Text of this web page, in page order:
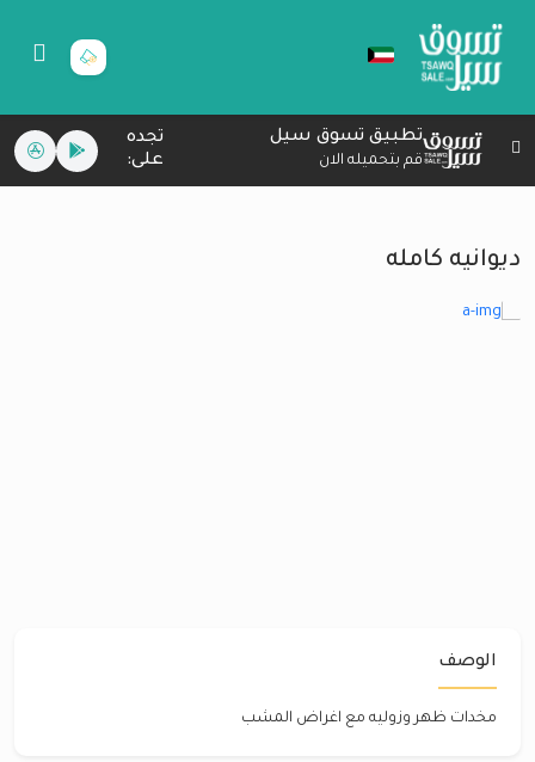
تطبيق تسوق سيل
قم بتحميله الان
تجده
على:
ديوانيه كامله
الوصف
مخدات ظهر وزوليه مع اغراض المشب